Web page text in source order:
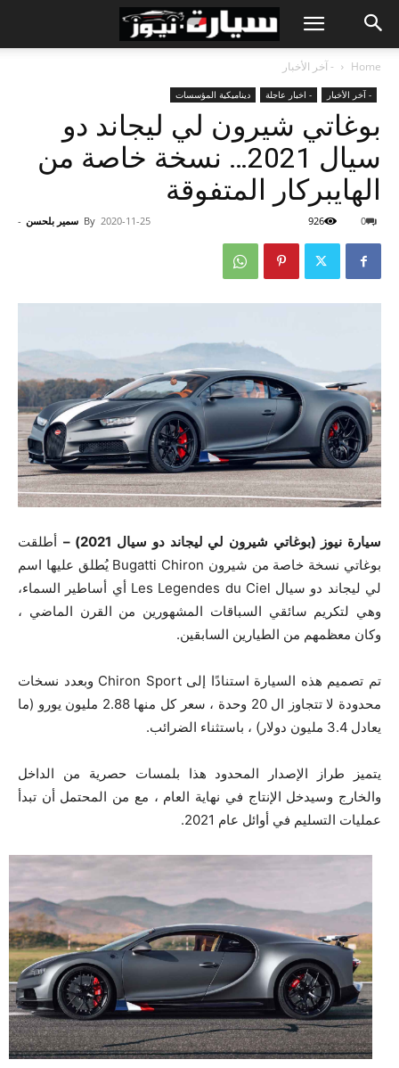
Home - آخر الأخبار
- آخر الأخبار - اخبار عاجلة ديناميكية المؤسسات
بوغاتي شيرون لي ليجاند دو
سيال 2021… نسخة خاصة من
الهايبركار المتفوقة
By سمير بلحسن - 2020-11-25 0
926
سيارة نيوز (بوغاتي شيرون لي ليجاند دو سيال 2021) –
أطلقت
بوغاتي نسخة خاصة من شيرون Bugatti Chiron يُطلق عليها اسم
لي ليجاند دو سيال Les Legendes du Ciel أي أساطير السماء،
وهي لتكريم سائقي السباقات المشهورين من القرن الماضي ،
وكان معظمهم من الطيارين السابقين.
تم تصميم هذه السيارة استنادًا إلى Chiron Sport وبعدد نسخات
محدودة لا تتجاوز ال 20 وحدة ، سعر كل منها 2.88 مليون يورو (ما
يعادل 3.4 مليون دولار) ، باستثناء الضرائب.
يتميز طراز الإصدار المحدود هذا بلمسات حصرية من الداخل
والخارج وسيدخل الإنتاج في نهاية العام ، مع من المحتمل أن تبدأ
عمليات التسليم في أوائل عام 2021.